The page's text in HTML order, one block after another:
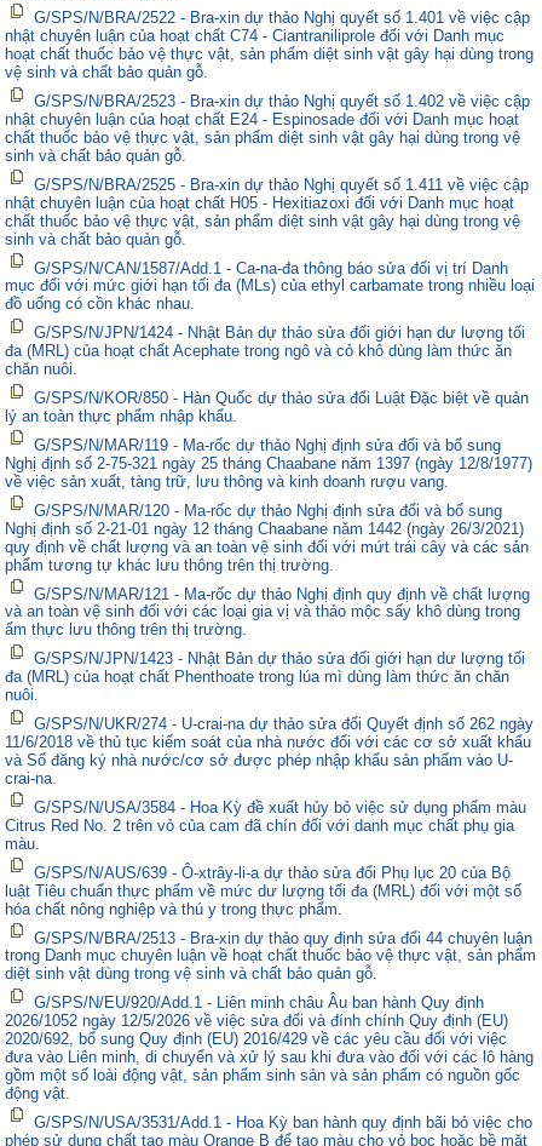
G/SPS/N/BRA/2522 - Bra-xin dự thảo Nghị quyết số 1.401 về việc cập
nhật chuyên luận của hoạt chất C74 - Ciantraniliprole đối với Danh mục
hoạt chất thuốc bảo vệ thực vật, sản phẩm diệt sinh vật gây hại dùng trong
vệ sinh và chất bảo quản gỗ.
G/SPS/N/BRA/2523 - Bra-xin dự thảo Nghị quyết số 1.402 về việc cập
nhật chuyên luận của hoạt chất E24 - Espinosade đối với Danh mục hoạt
chất thuốc bảo vệ thực vật, sản phẩm diệt sinh vật gây hại dùng trong vệ
sinh và chất bảo quản gỗ.
G/SPS/N/BRA/2525 - Bra-xin dự thảo Nghị quyết số 1.411 về việc cập
nhật chuyên luận của hoạt chất H05 - Hexitiazoxi đối với Danh mục hoạt
chất thuốc bảo vệ thực vật, sản phẩm diệt sinh vật gây hại dùng trong vệ
sinh và chất bảo quản gỗ.
G/SPS/N/CAN/1587/Add.1 - Ca-na-đa thông báo sửa đổi vị trí Danh
mục đối với mức giới hạn tối đa (MLs) của ethyl carbamate trong nhiều loại
đồ uống có cồn khác nhau.
G/SPS/N/JPN/1424 - Nhật Bản dự thảo sửa đổi giới hạn dư lượng tối
đa (MRL) của hoạt chất Acephate trong ngô và cỏ khô dùng làm thức ăn
chăn nuôi.
G/SPS/N/KOR/850 - Hàn Quốc dự thảo sửa đổi Luật Đặc biệt về quản
lý an toàn thực phẩm nhập khẩu.
G/SPS/N/MAR/119 - Ma-rốc dự thảo Nghị định sửa đổi và bổ sung
Nghị định số 2-75-321 ngày 25 tháng Chaabane năm 1397 (ngày 12/8/1977)
về việc sản xuất, tàng trữ, lưu thông và kinh doanh rượu vang.
G/SPS/N/MAR/120 - Ma-rốc dự thảo Nghị định sửa đổi và bổ sung
Nghị định số 2-21-01 ngày 12 tháng Chaabane năm 1442 (ngày 26/3/2021)
quy định về chất lượng và an toàn vệ sinh đối với mứt trái cây và các sản
phẩm tương tự khác lưu thông trên thị trường.
G/SPS/N/MAR/121 - Ma-rốc dự thảo Nghị định quy định về chất lượng
và an toàn vệ sinh đối với các loại gia vị và thảo mộc sấy khô dùng trong
ẩm thực lưu thông trên thị trường.
G/SPS/N/JPN/1423 - Nhật Bản dự thảo sửa đổi giới hạn dư lượng tối
đa (MRL) của hoạt chất Phenthoate trong lúa mì dùng làm thức ăn chăn
nuôi.
G/SPS/N/UKR/274 - U-crai-na dự thảo sửa đổi Quyết định số 262 ngày
11/6/2018 về thủ tục kiểm soát của nhà nước đối với các cơ sở xuất khẩu
và Sổ đăng ký nhà nước/cơ sở được phép nhập khẩu sản phẩm vào U-
crai-na.
G/SPS/N/USA/3584 - Hoa Kỳ đề xuất hủy bỏ việc sử dụng phẩm màu
Citrus Red No. 2 trên vỏ của cam đã chín đối với danh mục chất phụ gia
màu.
G/SPS/N/AUS/639 - Ô-xtrây-li-a dự thảo sửa đổi Phụ lục 20 của Bộ
luật Tiêu chuẩn thực phẩm về mức dư lượng tối đa (MRL) đối với một số
hóa chất nông nghiệp và thú y trong thực phẩm.
G/SPS/N/BRA/2513 - Bra-xin dự thảo quy định sửa đổi 44 chuyên luận
trong Danh mục chuyên luận về hoạt chất thuốc bảo vệ thực vật, sản phẩm
diệt sinh vật dùng trong vệ sinh và chất bảo quản gỗ.
G/SPS/N/EU/920/Add.1 - Liên minh châu Âu ban hành Quy định
2026/1052 ngày 12/5/2026 về việc sửa đổi và đính chính Quy định (EU)
2020/692, bổ sung Quy định (EU) 2016/429 về các yêu cầu đối với việc
đưa vào Liên minh, di chuyển và xử lý sau khi đưa vào đối với các lô hàng
gồm một số loài động vật, sản phẩm sinh sản và sản phẩm có nguồn gốc
động vật.
G/SPS/N/USA/3531/Add.1 - Hoa Kỳ ban hành quy định bãi bỏ việc cho
phép sử dụng chất tạo màu Orange B để tạo màu cho vỏ bọc hoặc bề mặt